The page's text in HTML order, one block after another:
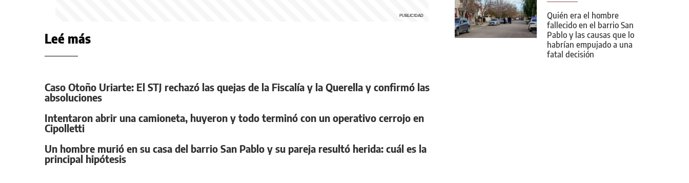
Leé más
Caso Otoño Uriarte: El STJ rechazó las quejas de la Fiscalía y la Querella y confirmó las
absoluciones
Intentaron abrir una camioneta, huyeron y todo terminó con un operativo cerrojo en
Cipolletti
Un hombre murió en su casa del barrio San Pablo y su pareja resultó herida: cuál es la
principal hipótesis
Quién era el hombre
fallecido en el barrio San
Pablo y las causas que lo
habrían empujado a una
fatal decisión